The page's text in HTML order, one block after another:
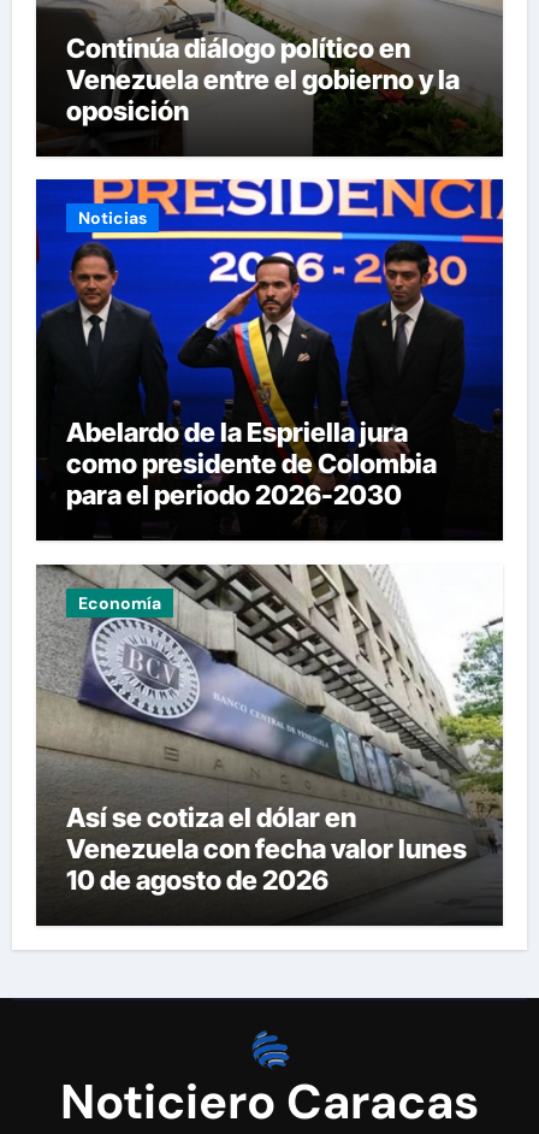
Continúa diálogo político en
Venezuela entre el gobierno y la
oposición
Noticias
Abelardo de la Espriella jura
como presidente de Colombia
para el periodo 2026-2030
Economía
Así se cotiza el dólar en
Venezuela con fecha valor lunes
10 de agosto de 2026
Noticiero Caracas